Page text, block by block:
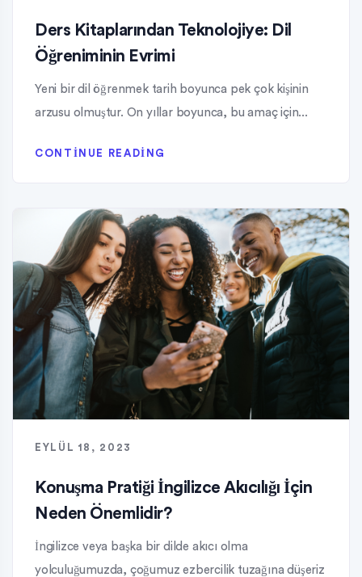
Ders Kitaplarından Teknolojiye: Dil
Öğreniminin Evrimi
Yeni bir dil öğrenmek tarih boyunca pek çok kişinin
arzusu olmuştur. On yıllar boyunca, bu amaç için...
CONTINUE READING
EYLÜL 18, 2023
Konuşma Pratiği İngilizce Akıcılığı İçin
Neden Önemlidir?
İngilizce veya başka bir dilde akıcı olma
yolculuğumuzda, çoğumuz ezbercilik tuzağına düşeriz